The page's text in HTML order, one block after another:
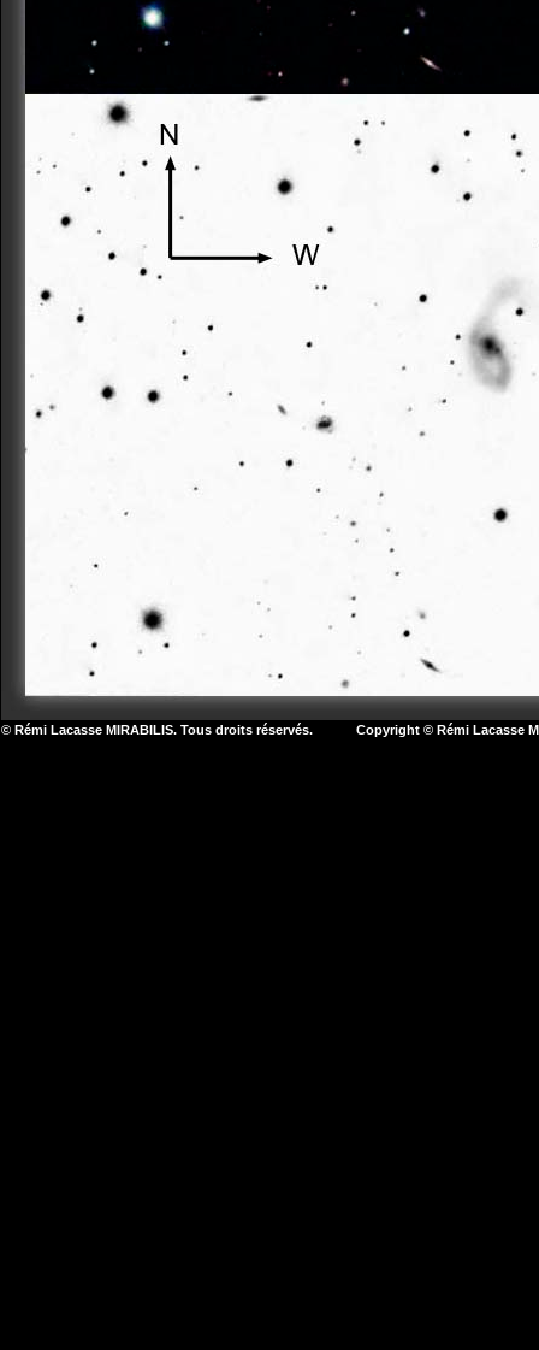
© Rémi Lacasse MIRABILIS. Tous droits réservés. Copyright © Rémi Lacasse